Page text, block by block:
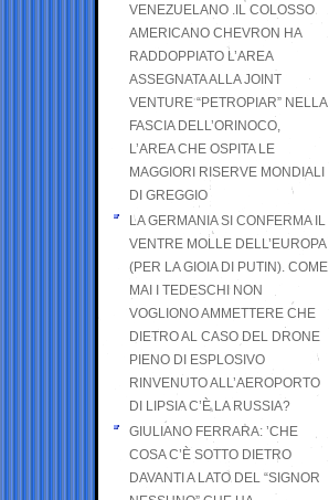
VENEZUELANO .IL COLOSSO
AMERICANO CHEVRON HA
RADDOPPIATO L’AREA
ASSEGNATA ALLA JOINT
VENTURE “PETROPIAR” NELLA
FASCIA DELL’ORINOCO,
L’AREA CHE OSPITA LE
MAGGIORI RISERVE MONDIALI
DI GREGGIO
LA GERMANIA SI CONFERMA IL
VENTRE MOLLE DELL’EUROPA
(PER LA GIOIA DI PUTIN). COME
MAI I TEDESCHI NON
VOGLIONO AMMETTERE CHE
DIETRO AL CASO DEL DRONE
PIENO DI ESPLOSIVO
RINVENUTO ALL’AEROPORTO
DI LIPSIA C’È LA RUSSIA?
GIULIANO FERRARA: ’CHE
COSA C’È SOTTO DIETRO
DAVANTI A LATO DEL “SIGNOR